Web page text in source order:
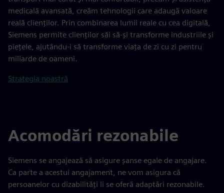
medicală avansată, creăm tehnologii care adaugă valoare
reală clienților. Prin combinarea lumii reale cu cea digitală,
Siemens permite clienților săi să-și transforme industriile și
piețele, ajutându-i să transforme viața de zi cu zi pentru
miliarde de oameni.
Strategia noastră
Acomodări rezonabile
Siemens se angajează să asigure șanse egale de angajare.
Ca parte a acestui angajament, ne vom asigura că
persoanelor cu dizabilități li se oferă adaptări rezonabile.